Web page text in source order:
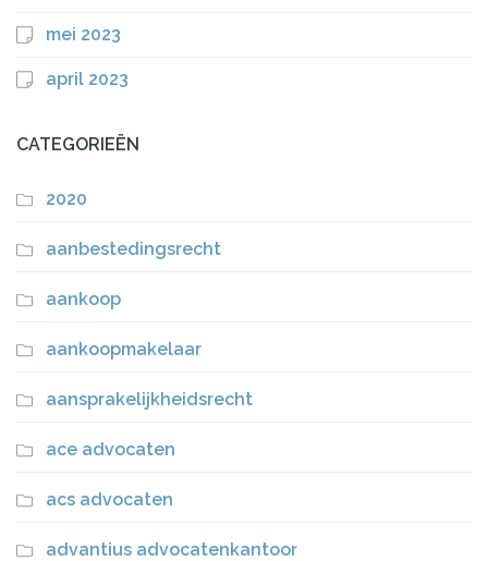
mei 2023
april 2023
CATEGORIEËN
2020
aanbestedingsrecht
aankoop
aankoopmakelaar
aansprakelijkheidsrecht
ace advocaten
acs advocaten
advantius advocatenkantoor